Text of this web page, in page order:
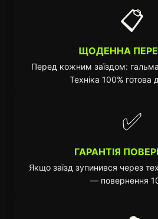
📋
ЩОДЕННА
Перед кожним заїздом:
Техніка 100% готова
✅
ГАРАНТІЯ
Якщо заїзд зупинився через
— повернення